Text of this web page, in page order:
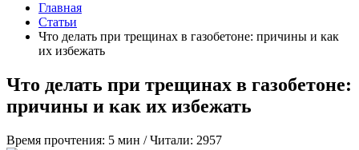
Главная
Статьи
Что делать при трещинах в газобетоне: причины и как
их избежать
Что делать при трещинах в газобетоне:
причины и как их избежать
Время прочтения: 5 мин /Читали: 2957